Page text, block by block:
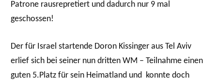
Patrone rausrepretiert und dadurch nur 9 mal
geschossen!
Der für Israel startende Doron Kissinger aus Tel Aviv
erlief sich bei seiner nun dritten WM – Teilnahme einen
guten 5.Platz für sein Heimatland und konnte doch